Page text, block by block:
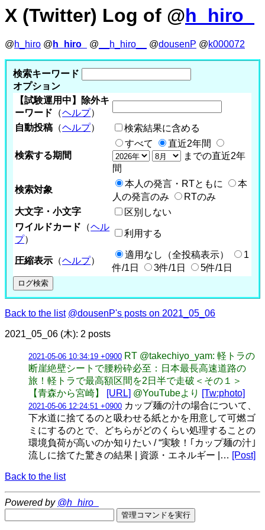
X (Twitter) Log of @h_hiro_
@h_hiro @ h_hiro_ @ __h_hiro__ @dousenP @k000072
検索キーワード
オプション
【試験運用中】除外キ
ーワード （ヘルプ）
自動投稿 （ヘルプ） 検索結果に含める
検索する期間
すべて
直近2年間
までの直近2年
間
検索対象
本人の発言・RTともに
本
人の発言のみ
RTのみ
大文字・小文字
区別しない
ワイルドカード （ヘル
プ）
利用する
圧縮表示 （ヘルプ）
適用なし（全投稿表示）
1
件/1日
3件/1日 5件/1日
Back to the list @dousenP's posts on 2021_05_06
2021_05_06 (木): 2 posts
2021-05-06 10:34:19 +0900 RT @takechiyo_yam: 軽トラの
断崖絶壁シートで腰粉砕必至：日本最長高速道路の
旅！軽トラで最高額区間を2日半で走破＜その１＞
【青森から宮崎】
[URL] @YouTubeより [Tw:photo]
2021-05-06 12:24:51 +0900 カップ麺の汁の場合について、
下水道に捨てるのと吸わせる紙とかを用意して可燃ゴ
ミにするのとで、どちらがどのくらい処理することの
環境負荷が高いのか知りたい / “実験！｢カップ麺の汁｣
流しに捨てた驚きの結果 | 資源・エネルギー |… [Post]
Back to the list
Powered by @h_hiro_